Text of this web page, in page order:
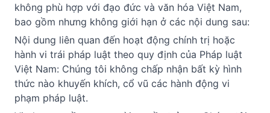
không phù hợp với đạo đức và văn hóa Việt Nam,
bao gồm nhưng không giới hạn ở các nội dung sau:
Nội dung liên quan đến hoạt động chính trị hoặc
hành vi trái pháp luật theo quy định của Pháp luật
Việt Nam: Chúng tôi không chấp nhận bất kỳ hình
thức nào khuyến khích, cổ vũ các hành động vi
phạm pháp luật.